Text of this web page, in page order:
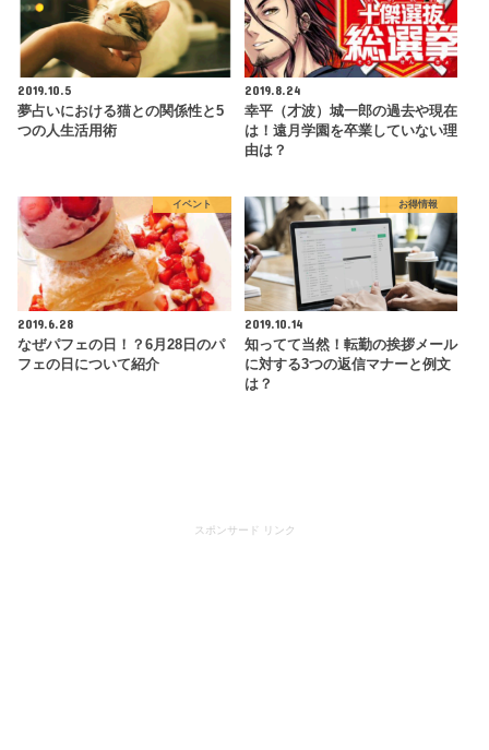
2019.10.5
夢占いにおける猫との関係性と5
つの人生活用術
2019.8.24
幸平（才波）城一郎の過去や現在
は！遠月学園を卒業していない理
由は？
イベント
2019.6.28
なぜパフェの日！？6月28日のパ
フェの日について紹介
お得情報
2019.10.14
知ってて当然！転勤の挨拶メール
に対する3つの返信マナーと例文
は？
スポンサード リンク